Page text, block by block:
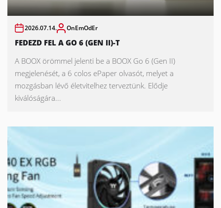
2026.07.14. OnEmOdEr
FEDEZD FEL A GO 6 (GEN II)-T
A BOOX örömmel jelenti be a BOOX Go 6 (Gen II)
megjelenését, a 6 colos ePaper olvasót, melyet a
mozgásban lévő életvitelhez terveztünk. Elődje
kiválóságára...